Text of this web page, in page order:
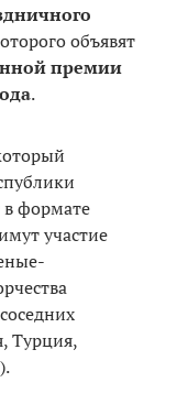
объявят
премии
.
в формате
участие
Турция,